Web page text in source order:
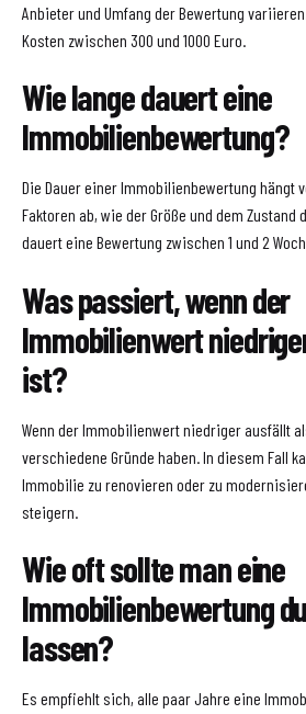
Anbieter und Umfang der Bewertung
Kosten zwischen 300 und 1000 Euro.
Wie lange dauert eine
Immobilienbewertung?
Die Dauer einer Immobilienbewertung hängt
Faktoren ab, wie der Größe und dem Zustand
dauert eine Bewertung zwischen 1 und 2
Was passiert, wenn der
Immobilienwert
ist?
Wenn der Immobilienwert niedriger ausfällt
verschiedene Gründe haben. In diesem Fall
Immobilie zu renovieren oder zu
steigern.
Wie oft sollte man eine
Immobilienbewertung
lassen?
Es empfiehlt sich, alle paar Jahre eine